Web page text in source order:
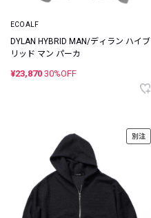
ECOALF
DYLAN HYBRID MAN/ディラン ハイブ
リッド マン パーカ
¥23,870 30%OFF
別注